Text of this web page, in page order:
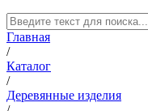
Главная
/
Каталог
/
Деревянные изделия